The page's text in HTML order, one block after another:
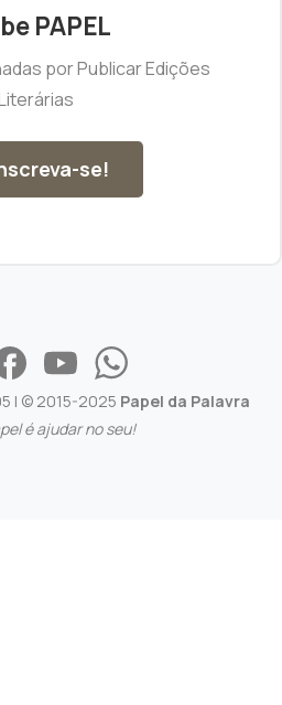
PAPEL
por Publicar Edições
se!
| © 2015-2025 Papel da Palavra
é ajudar no seu!